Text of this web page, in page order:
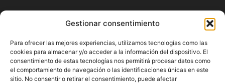
Gestionar consentimiento
Para ofrecer las mejores experiencias, utilizamos tecnologías como las
cookies para almacenar y/o acceder a la información del dispositivo. El
consentimiento de estas tecnologías nos permitirá procesar datos como
el comportamiento de navegación o las identificaciones únicas en este
sitio. No consentir o retirar el consentimiento, puede afectar
Diario Alhaurín (www.alhaurindelatorre.com) Propiedad de
Francisco E. López López | 639 95 71 95 | Noticias de
Alhaurín de la Torre, Málaga y Provincia|
Contáctanos:info@alhaurindelatorre.com